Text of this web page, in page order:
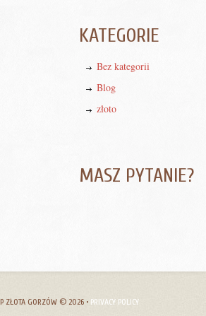
KATEGORIE
Bez kategorii
Blog
złoto
MASZ PYTANIE?
ZŁOTA GORZÓW © 2026 • PRIVACY POLICY